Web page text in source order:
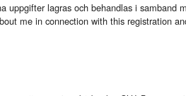
uppgifter lagras och behandlas i samband
me in connection with this registration